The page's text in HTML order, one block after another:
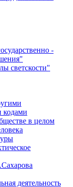
-
светскости"
в целом
деятельность